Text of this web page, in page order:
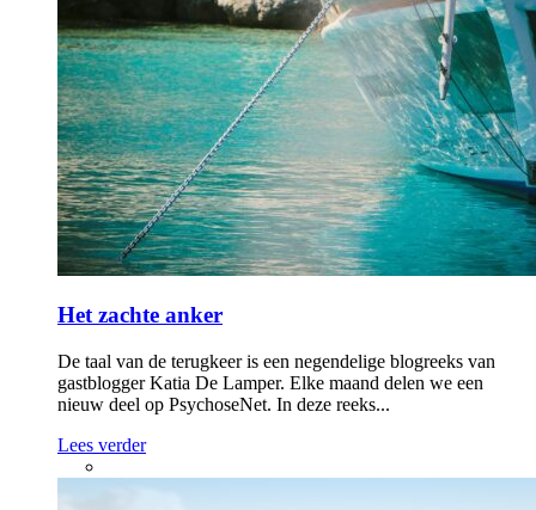
Het zachte anker
De taal van de terugkeer is een negendelige blogreeks van
gastblogger Katia De Lamper. Elke maand delen we een
nieuw deel op PsychoseNet. In deze reeks...
Lees verder